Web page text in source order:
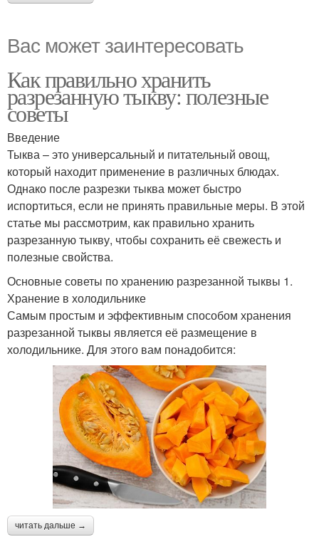
Вас может заинтересовать
Как правильно хранить
разрезанную тыкву: полезные
советы
Введение
Тыква – это универсальный и питательный овощ,
который находит применение в различных блюдах.
Однако после разрезки тыква может быстро
испортиться, если не принять правильные меры. В этой
статье мы рассмотрим, как правильно хранить
разрезанную тыкву, чтобы сохранить её свежесть и
полезные свойства.
Основные советы по хранению разрезанной тыквы 1.
Хранение в холодильнике
Самым простым и эффективным способом хранения
разрезанной тыквы является её размещение в
холодильнике. Для этого вам понадобится:
читать дальше →